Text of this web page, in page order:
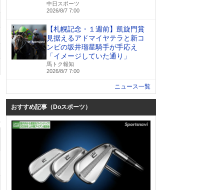
中日スポーツ
2026/8/7 7:00
【札幌記念・１週前】凱旋門賞
見据えるアドマイヤテラと新コ
ンビの坂井瑠星騎手が手応え
「イメージしていた通り」
馬トク報知
2026/8/7 7:00
ニュース一覧
おすすめ記事（Doスポーツ）